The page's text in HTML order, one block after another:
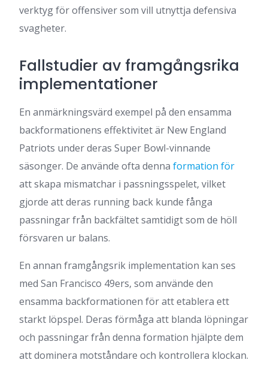
verktyg för offensiver som vill utnyttja defensiva
svagheter.
Fallstudier av framgångsrika
implementationer
En anmärkningsvärd exempel på den ensamma
backformationens effektivitet är New England
Patriots under deras Super Bowl-vinnande
säsonger. De använde ofta denna formation för
att skapa mismatchar i passningsspelet, vilket
gjorde att deras running back kunde fånga
passningar från backfältet samtidigt som de höll
försvaren ur balans.
En annan framgångsrik implementation kan ses
med San Francisco 49ers, som använde den
ensamma backformationen för att etablera ett
starkt löpspel. Deras förmåga att blanda löpningar
och passningar från denna formation hjälpte dem
att dominera motståndare och kontrollera klockan.